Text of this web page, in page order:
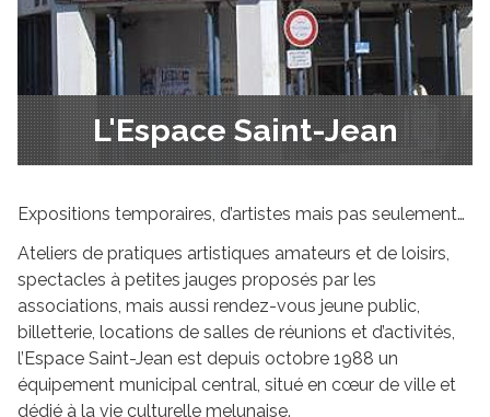
L'Espace Saint-Jean
Expositions temporaires, d’artistes mais pas seulement…
Ateliers de pratiques artistiques amateurs et de loisirs,
spectacles à petites jauges proposés par les
associations, mais aussi rendez-vous jeune public,
billetterie, locations de salles de réunions et d’activités,
l’Espace Saint-Jean est depuis octobre 1988 un
équipement municipal central, situé en cœur de ville et
dédié à la vie culturelle melunaise.